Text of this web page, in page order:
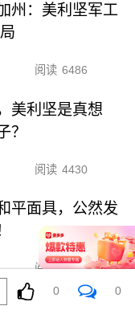
州：美利坚军工
阅读 6486
美利坚是真想
？
阅读 4430
平面具，公然发
阅读 11251
，陆地也要封
0 0